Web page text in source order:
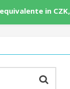
in CZK,